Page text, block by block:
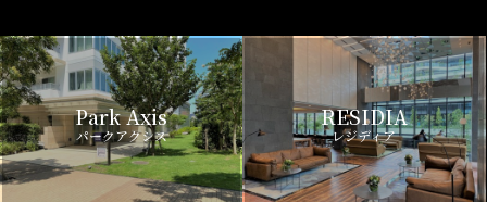
Park Axis
パークアクシス
RESIDIA
レジディア